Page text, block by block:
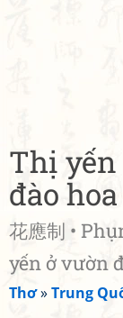
Thị
đào
花應制 •
yến ở vườn
Thơ»Trung